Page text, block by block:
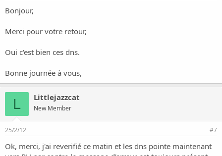
Bonjour,
Merci pour votre retour,
Oui c'est bien ces dns.
Bonne journée à vous,
L Littlejazzcat
New Member
25/2/12 #7
Ok, merci, j'ai reverifié ce matin et les dns pointe maintenant